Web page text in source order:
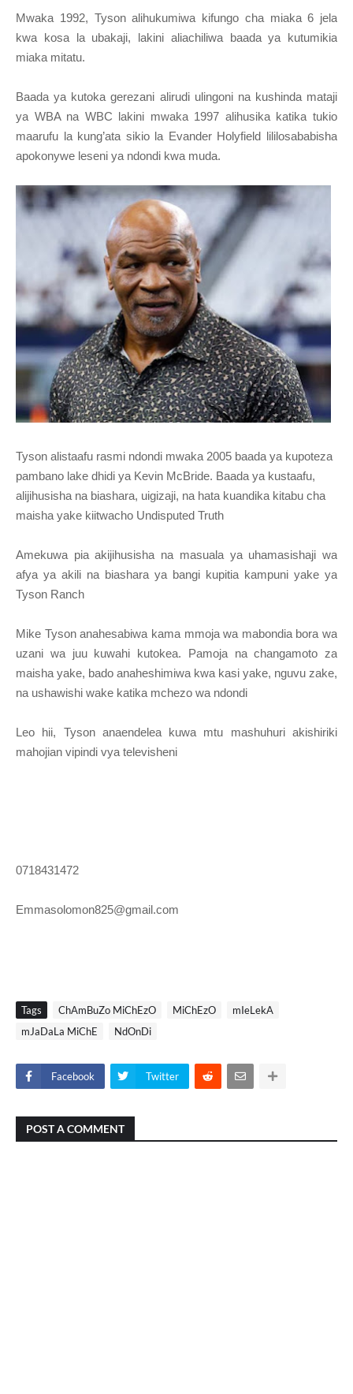
Mwaka 1992, Tyson alihukumiwa kifungo cha miaka 6 jela
kwa kosa la ubakaji, lakini aliachiliwa baada ya kutumikia
miaka mitatu.
Baada ya kutoka gerezani alirudi ulingoni na kushinda mataji
ya WBA na WBC lakini mwaka 1997 alihusika katika tukio
maarufu la kung’ata sikio la Evander Holyfield lililosababisha
apokonywe leseni ya ndondi kwa muda.
Tyson alistaafu rasmi ndondi mwaka 2005 baada ya kupoteza
pambano lake dhidi ya Kevin McBride. Baada ya kustaafu,
alijihusisha na biashara, uigizaji, na hata kuandika kitabu cha
maisha yake kiitwacho Undisputed Truth
Amekuwa pia akijihusisha na masuala ya uhamasishaji wa
afya ya akili na biashara ya bangi kupitia kampuni yake ya
Tyson Ranch
Mike Tyson anahesabiwa kama mmoja wa mabondia bora wa
uzani wa juu kuwahi kutokea. Pamoja na changamoto za
maisha yake, bado anaheshimiwa kwa kasi yake, nguvu zake,
na ushawishi wake katika mchezo wa ndondi
Leo hii, Tyson anaendelea kuwa mtu mashuhuri akishiriki
mahojian vipindi vya televisheni
0718431472
Emmasolomon825@gmail.com
Tags ChAmBuZo MiChEzO MiChEzO
mIeLekA
mJaDaLa MiChE
NdOnDi
Facebook Twitter
POST A COMMENT